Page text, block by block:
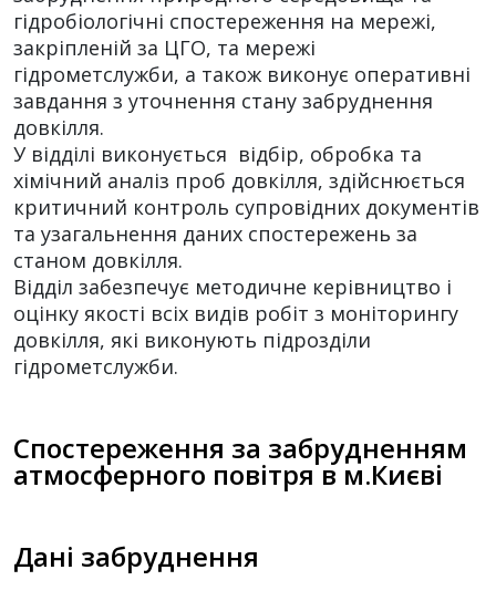
гідробіологічні спостереження на мережі,
закріпленій за ЦГО, та мережі
гідрометслужби, а також виконує оперативні
завдання з уточнення стану забруднення
довкілля.
У відділі виконується відбір, обробка та
хімічний аналіз проб довкілля, здійснюється
критичний контроль супровідних документів
та узагальнення даних спостережень за
станом довкілля.
Відділ забезпечує методичне керівництво і
оцінку якості всіх видів робіт з моніторингу
довкілля, які виконують підрозділи
гідрометслужби.
Спостереження за забрудненням
атмосферного повітря в м.Києві
Дані забруднення